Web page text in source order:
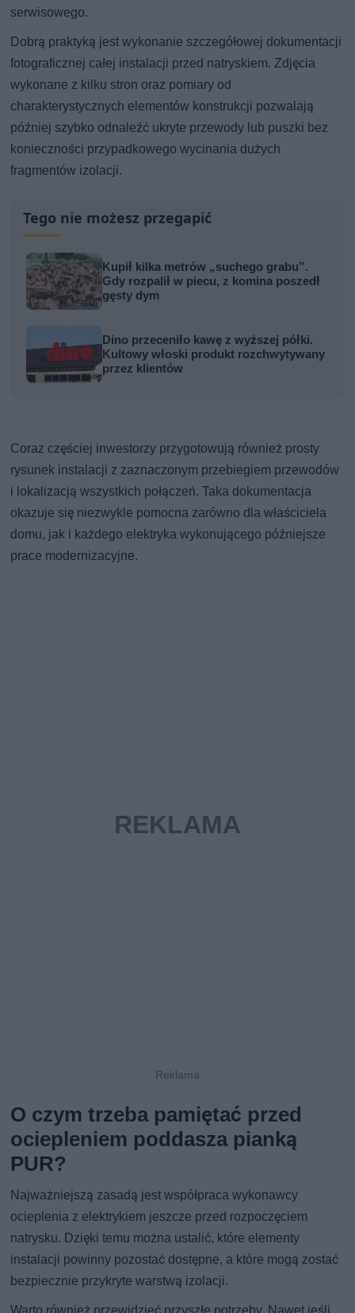
serwisowego.
Dobrą praktyką jest wykonanie szczegółowej dokumentacji
fotograficznej całej instalacji przed natryskiem. Zdjęcia
wykonane z kilku stron oraz pomiary od
charakterystycznych elementów konstrukcji pozwalają
później szybko odnaleźć ukryte przewody lub puszki bez
konieczności przypadkowego wycinania dużych
fragmentów izolacji.
Tego nie możesz przegapić
Kupił kilka metrów „suchego grabu”.
Gdy rozpalił w piecu, z komina poszedł
gęsty dym
Dino przeceniło kawę z wyższej półki.
Kultowy włoski produkt rozchwytywany
przez klientów
Coraz częściej inwestorzy przygotowują również prosty
rysunek instalacji z zaznaczonym przebiegiem przewodów
i lokalizacją wszystkich połączeń. Taka dokumentacja
okazuje się niezwykle pomocna zarówno dla właściciela
domu, jak i każdego elektryka wykonującego późniejsze
prace modernizacyjne.
O czym trzeba pamiętać przed
ociepleniem poddasza pianką
PUR?
Najważniejszą zasadą jest współpraca wykonawcy
ocieplenia z elektrykiem jeszcze przed rozpoczęciem
natrysku. Dzięki temu można ustalić, które elementy
instalacji powinny pozostać dostępne, a które mogą zostać
bezpiecznie przykryte warstwą izolacji.